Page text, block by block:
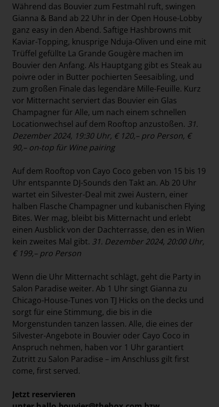
Während das Bouvier zum Festmahl ruft, swingen
Gianna & Band ab 22 Uhr in der Open House-Lobby
ganz easy in den Abend. Saftige Hashbrowns mit
Kaviar-Topping, knusprige Nduja-Oliven und eine mit
Trüffel gefüllte La Grande Gougère machen im
Bouvier den Anfang. Als Hauptgang gibt es Steak au
poivre oder in Butter pochierten Seesaibling, und
zum großen Finale das legendäre Mille-Feuille. Kurz
vor Mitternacht serviert das Bouvier ein Glas
Champagner für Alle, um nach einem schnellen
Locationwechsel auf dem Rooftop anzustoßen. 31.
Dezember 2024, 19:30 Uhr, € 120,– pro Person, €
90,– on-top für Wine pairing
Auf dem Rooftop von Cayo Coco geben von 15 bis 19
Uhr entspannte DJ-Sounds den Takt an. Ab 20 Uhr
wartet ein Silvester-Deal mit zwei Austern, einer
halben Flasche Champagner und kubanischen Flying
Bites. Wer mag, bleibt bis Mitternacht und erlebt
einen Ausblick von der Dachterrasse, den es in Wien
kein zweites Mal gibt. 31. Dezember 2024, 20:00 Uhr,
€ 199,– pro Person
Wenn die Uhr Mitternacht schlägt, geht die Party in
Salon Paradise weiter. Ab 1 Uhr singt Gianna zu
Chicago-House-Tunes von TJ Hicks on the decks und
sorgt für eine Stimmung, die bis in die
Morgenstunden tanzen lassen. Alle, die eines der
Silvester-Angebote in Bouvier oder Cayo Coco in
Anspruch nehmen, haben vor 1 Uhr garantiert
Zutritt zu Salon Paradise – im Anschluss gilt first
come, first served.
Jetzt reservieren